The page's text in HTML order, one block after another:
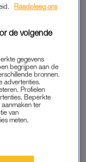
volgens
School,
allemaal
naar wat
samen met
Raadpleeg ons
de volgende
gegevens
begrijpen aan de
bronnen.
advertenties.
Profielen
Beperkte
aanmaken ter
van
meten.